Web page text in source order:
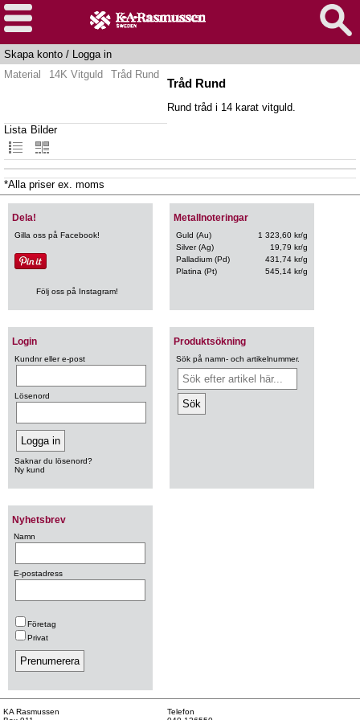
Skapa konto / Logga in
Material
14K Vitguld Tråd Rund
Tråd Rund
Rund tråd i 14 karat vitguld.
Lista Bilder
*Alla priser ex. moms
Metallnoteringar
Guld (Au)
1 323,60 kr/g
Silver (Ag)
19,79 kr/g
Palladium (Pd)
431,74 kr/g
Platina (Pt)
545,14 kr/g
Login
Kundnr eller e-post
Lösenord
Saknar du lösenord?
Ny kund
Produktsökning
Sök på namn- och artikelnummer.
Nyhetsbrev
Namn
E-postadress
Företag
Privat
Dela!
Gilla oss på Facebook!
Följ oss på Instagram!
KA Rasmussen
Telefon